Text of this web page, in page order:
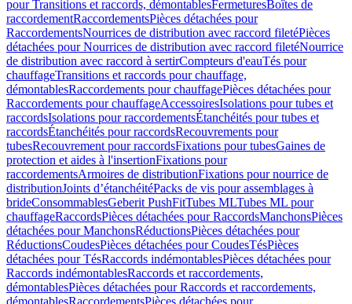
pour Transitions et raccords, démontablesFermeturesBoîtes de
raccordementRaccordementsPièces détachées pour
RaccordementsNourrices de distribution avec raccord filetéPièces
détachées pour Nourrices de distribution avec raccord filetéNourrice
de distribution avec raccord à sertirCompteurs d'eauTés pour
chauffageTransitions et raccords pour chauffage,
démontablesRaccordements pour chauffagePièces détachées pour
Raccordements pour chauffageAccessoiresIsolations pour tubes et
raccordsIsolations pour raccordementsÉtanchéités pour tubes et
raccordsÉtanchéités pour raccordsRecouvrements pour
tubesRecouvrement pour raccordsFixations pour tubesGaines de
protection et aides à l'insertionFixations pour
raccordementsArmoires de distributionFixations pour nourrice de
distributionJoints d’étanchéitéPacks de vis pour assemblages à
brideConsommablesGeberit PushFitTubes MLTubes ML pour
chauffageRaccordsPièces détachées pour RaccordsManchonsPièces
détachées pour ManchonsRéductionsPièces détachées pour
RéductionsCoudesPièces détachées pour CoudesTésPièces
détachées pour TésRaccords indémontablesPièces détachées pour
Raccords indémontablesRaccords et raccordements,
démontablesPièces détachées pour Raccords et raccordements,
démontablesRaccordementsPièces détachées pour